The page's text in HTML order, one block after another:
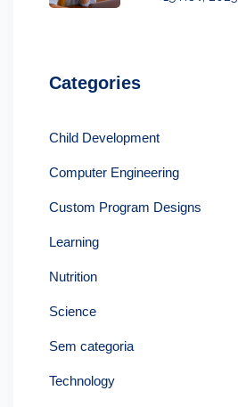
Categories
Child Development
Computer Engineering
Custom Program Designs
Learning
Nutrition
Science
Sem categoria
Technology